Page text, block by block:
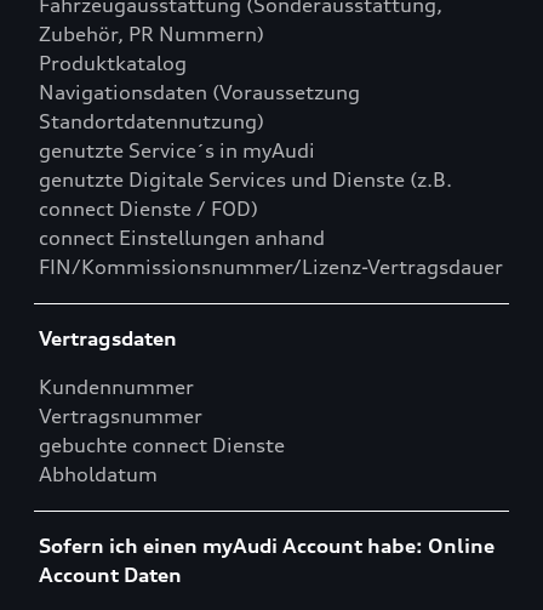
Fahrzeugausstattung (Sonderausstattung,
Zubehör, PR Nummern)
Produktkatalog
Navigationsdaten (Voraussetzung
Standortdatennutzung)
genutzte Service´s in myAudi
genutzte Digitale Services und Dienste (z.B.
connect Dienste / FOD)
connect Einstellungen anhand
FIN/Kommissionsnummer/Lizenz-Vertragsdauer
Vertragsdaten
Kundennummer
Vertragsnummer
gebuchte connect Dienste
Abholdatum
Sofern ich einen myAudi Account habe: Online
Account Daten